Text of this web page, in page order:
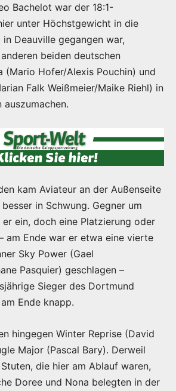
Bachelot war der 18:1-
unter Höchstgewicht in die
Deauville gegangen war,
beiden deutschen
(Mario Hofer/Alexis Pouchin) und
Falk Weißmeier/Maike Riehl) in
auszumachen.
kam Aviateur an der Außenseite
in Schwung. Gegner um
er ein, doch eine Platzierung oder
am Ende war er etwa eine vierte
Sky Power (Gael
Pasquier) geschlagen –
Sieger des Dortmund
Ende knapp.
hingegen Winter Reprise (David
Major (Pascal Bary). Derweil
die hier am Ablauf waren,
Doree und Nona belegten in der